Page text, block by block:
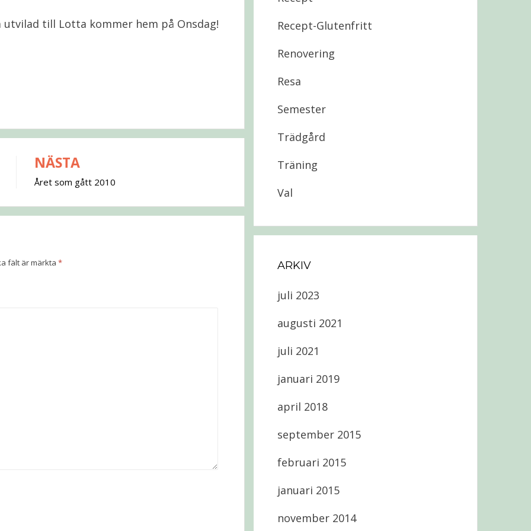
utvilad till Lotta kommer hem på Onsdag!
NÄSTA
Året som gått 2010
fält är märkta *
Recept-Glutenfritt
Renovering
Resa
Semester
Trädgård
Träning
Val
ARKIV
juli 2023
augusti 2021
juli 2021
januari 2019
april 2018
september 2015
februari 2015
januari 2015
november 2014